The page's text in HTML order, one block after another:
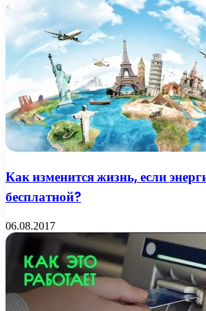
Как изменится жизнь, если
бесплатной?
06.08.2017